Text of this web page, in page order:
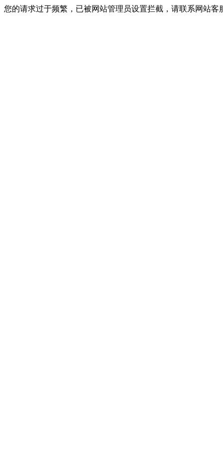
您的请求过于频繁，已被网站管理员设置拦截，请联系网站客